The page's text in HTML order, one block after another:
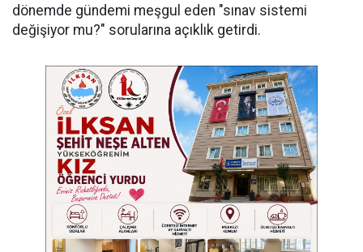
dönemde gündemi meşgul eden "sınav sistemi
değişiyor mu?" sorularına açıklık getirdi.